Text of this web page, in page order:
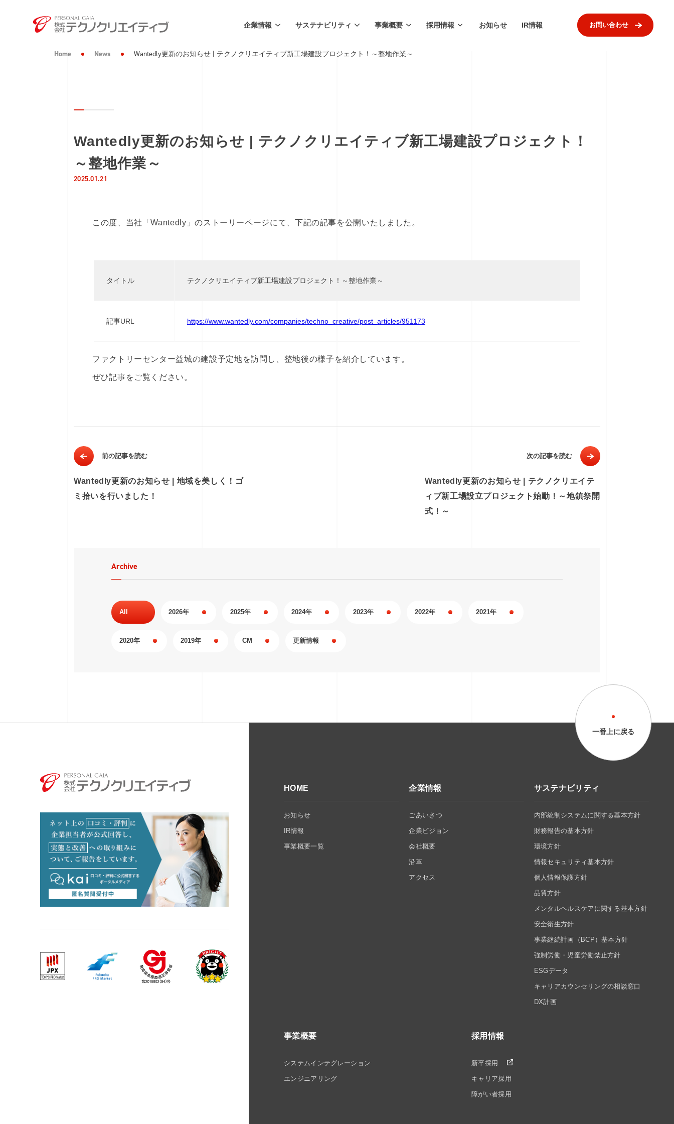
企業情報 サステナビリティ 事業概要 採用情報 お知らせ IR情報 お問い合わせ
Home News Wantedly更新のお知らせ | テクノクリエイティブ新工場建設プロジェクト！～整地作業～
Wantedly更新のお知らせ | テクノクリエイティブ新工場建設プロジェクト！
～整地作業～
2025.01.21
この度、当社「Wantedly」のストーリーページにて、下記の記事を公開いたしました。
タイトル テクノクリエイティブ新工場建設プロジェクト！～整地作業～
記事URL https://www.wantedly.com/companies/techno_creative/post_articles/951173
ファクトリーセンター益城の建設予定地を訪問し、整地後の様子を紹介しています。
ぜひ記事をご覧ください。
前の記事を読む
Wantedly更新のお知らせ | 地域を美しく！ゴ
ミ拾いを行いました！
次の記事を読む
Wantedly更新のお知らせ | テクノクリエイテ
ィブ新工場設立プロジェクト始動！～地鎮祭開
式！～
Archive
All 2026年 2025年 2024年 2023年 2022年 2021年
2020年 2019年 CM 更新情報
一番上に戻る
HOME
お知らせ
IR情報
事業概要一覧
企業情報
ごあいさつ
企業ビジョン
会社概要
沿革
アクセス
サステナビリティ
内部統制システムに関する基本方針
財務報告の基本方針
環境方針
情報セキュリティ基本方針
個人情報保護方針
品質方針
メンタルヘルスケアに関する基本方針
安全衛生方針
事業継続計画（BCP）基本方針
強制労働・児童労働禁止方針
ESGデータ
キャリアカウンセリングの相談窓口
DX計画
事業概要
システムインテグレーション
エンジニアリング
採用情報
新卒採用
キャリア採用
障がい者採用